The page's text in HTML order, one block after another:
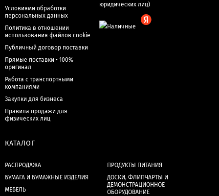
Условиями обработки
персональных данных
Политика в отношении
использования файлов cookie
Публичный договор поставки
Прямые поставки • 100%
оригинал
Работа с транспортными
компаниями
Закупки для бизнеса
Правила продажи для
физических лиц
КАТАЛОГ
РАСПРОДАЖА
БУМАГА И БУМАЖНЫЕ ИЗДЕЛИЯ
МЕБЕЛЬ
ПРОДУКТЫ ПИТАНИЯ
ДОСКИ, ФЛИПЧАРТЫ И
ДЕМОНСТРАЦИОННОЕ
ОБОРУДОВАНИЕ